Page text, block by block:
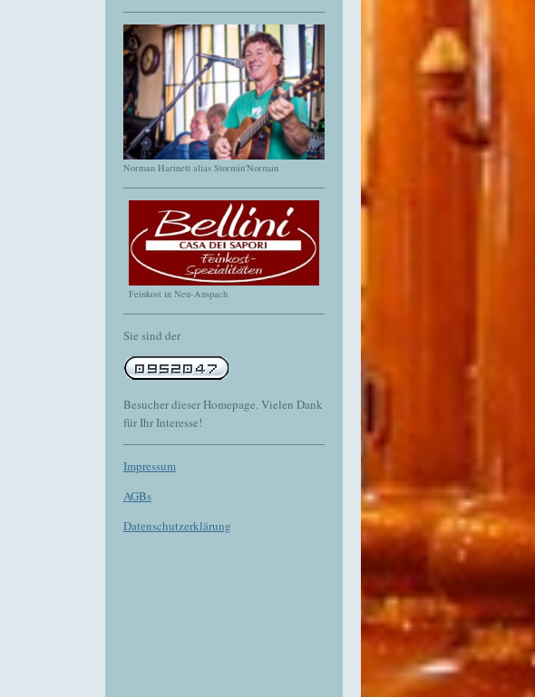
Norman Hartnett alias Stormin'Norman
Feinkost in Neu-Anspach
Sie sind der
Besucher dieser Homepage. Vielen Dank
für Ihr Interesse!
Impressum
AGBs
Datenschutzerklärung